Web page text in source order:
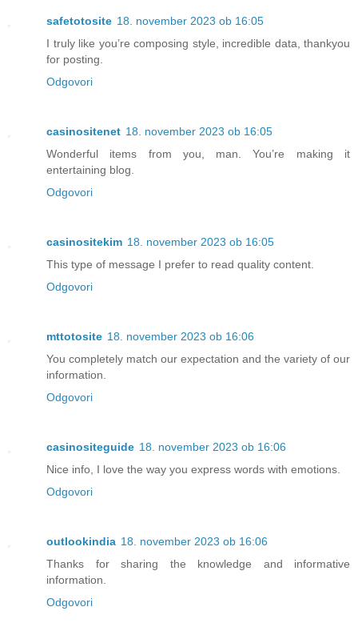
safetotosite 18. november 2023 ob 16:05
I truly like you’re composing style, incredible data, thankyou
for posting.
Odgovori
casinositenet 18. november 2023 ob 16:05
Wonderful items from you, man. You’re making it
entertaining blog.
Odgovori
casinositekim 18. november 2023 ob 16:05
This type of message I prefer to read quality content.
Odgovori
mttotosite 18. november 2023 ob 16:06
You completely match our expectation and the variety of our
information.
Odgovori
casinositeguide 18. november 2023 ob 16:06
Nice info, I love the way you express words with emotions.
Odgovori
outlookindia 18. november 2023 ob 16:06
Thanks for sharing the knowledge and informative
information.
Odgovori